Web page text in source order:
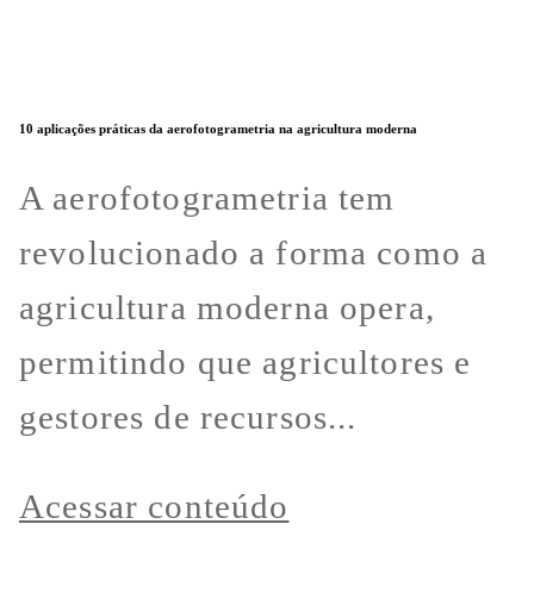
10 aplicações práticas da aerofotogrametria na agricultura moderna
A aerofotogrametria tem
revolucionado a forma como a
agricultura moderna opera,
permitindo que agricultores e
gestores de recursos...
Acessar conteúdo